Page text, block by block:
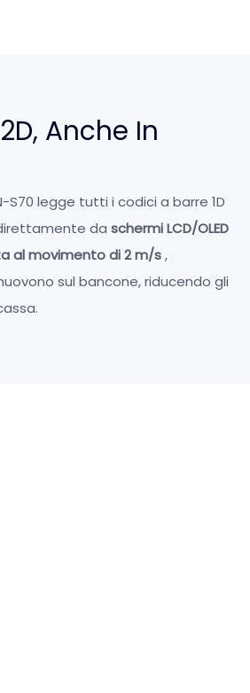
Anche In
legge tutti i codici a barre 1D
direttamente daschermi LCD/OLED
al movimento di 2 m/s,
sul bancone, riducendo gli